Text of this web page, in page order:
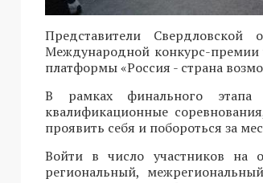
Представители Свердловской
Международной конкурс-премии
платформы «Россия - страна
В рамках финального этапа
квалификационные
проявить себя и побороться за
Войти в число участников на
региональный,